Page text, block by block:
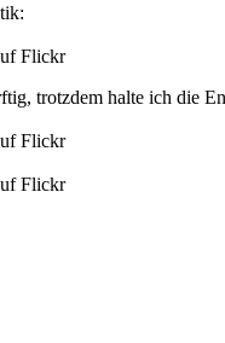
Flickr
trotzdem halte ich die
Flickr
Flickr